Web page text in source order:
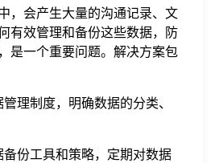
，会产生大量的沟通记录、文
有效管理和备份这些数据，防
是一个重要问题。解决方案包
理制度，明确数据的分类、
备份工具和策略，定期对数据